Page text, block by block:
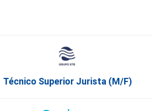
Técnico Superior Jurista (m/f)